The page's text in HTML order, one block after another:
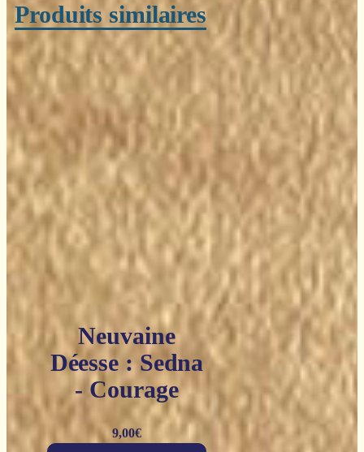
Produits similaires
Neuvaine
Déesse : Sedna
- Courage
9,00€